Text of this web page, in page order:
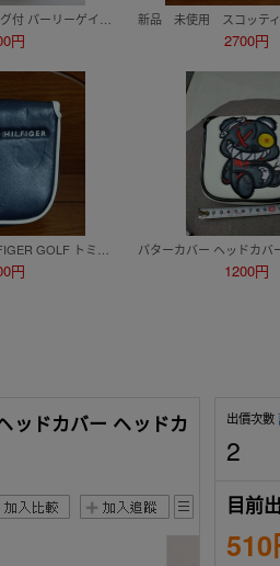
円 2700円
円 1200円
ドカバー ヘッドカ
出價次數
2
目前
510